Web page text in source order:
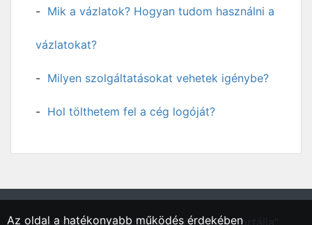
Mik a vázlatok? Hogyan tudom használni a
vázlatokat?
Milyen szolgáltatásokat vehetek igénybe?
Hol tölthetem fel a cég logóját?
"Budapest, Pest vármegyei régió állásportálja"
Az oldal a hatékonyabb működés érdekében